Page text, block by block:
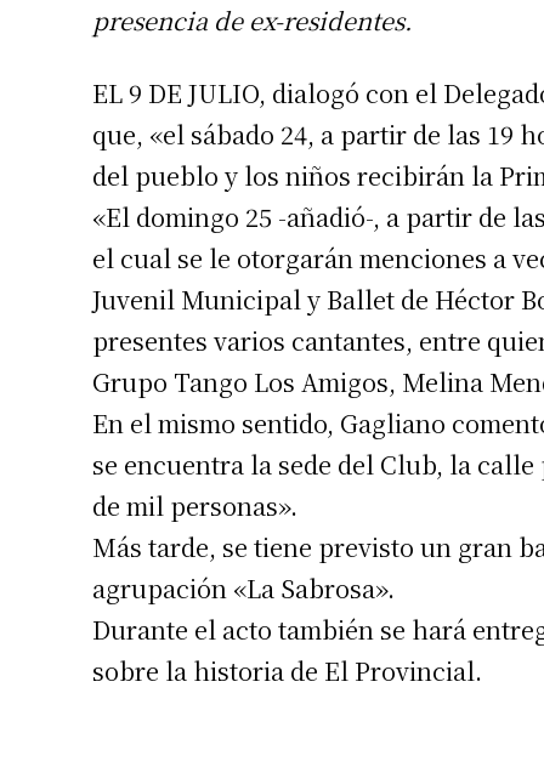
presencia de ex-residentes.
EL 9 DE JULIO, dialogó con el
que, «el sábado 24, a partir de las 19
del pueblo y los niños recibirán la
«El domingo 25 -añadió-, a partir de
el cual se le otorgarán menciones a
Juvenil Municipal y Ballet de Héctor
presentes varios cantantes, entre
Grupo Tango Los Amigos, Melina
En el mismo sentido, Gagliano
se encuentra la sede del Club, la
de mil personas».
Más tarde, se tiene previsto un gran
agrupación «La Sabrosa».
Durante el acto también se hará
sobre la historia de El Provincial.